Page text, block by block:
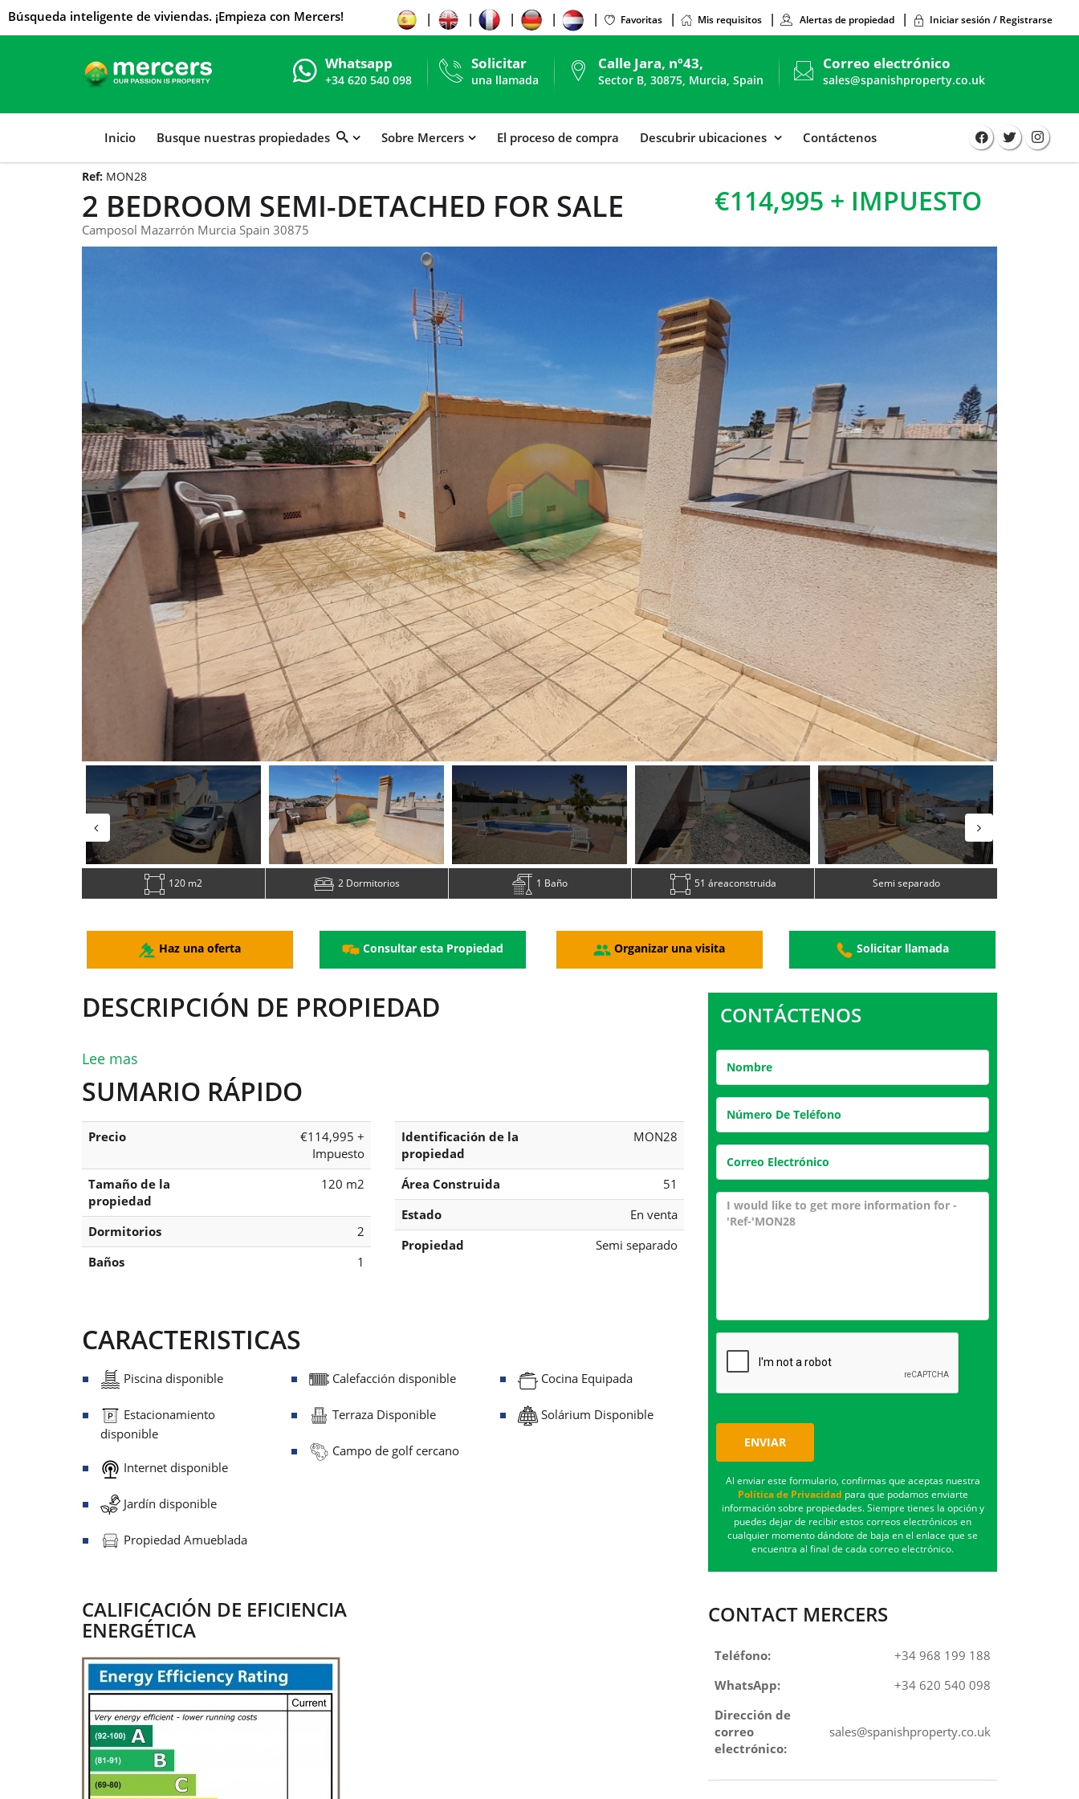
Búsqueda inteligente de viviendas. ¡Empieza con Mercers! Favoritas Mis requisitos Alertas de propiedad Iniciar sesión / Registrarse
Whatsapp
+34 620 540 098
Solicitar
una llamada
Calle Jara, nº43,
Sector B, 30875, Murcia, Spain
Correo electrónico
sales@spanishproperty.co.uk
Inicio Busque nuestras propiedades Sobre Mercers El proceso de compra Descubrir ubicaciones Contáctenos
Ref: MON28
2 BEDROOM SEMI-DETACHED FOR SALE
Camposol Mazarrón Murcia Spain 30875
€114,995 + IMPUESTO
120 m2 2 Dormitorios 1 Baño 51 áreaconstruida Semi separado
Haz una oferta Consultar esta Propiedad Organizar una visita Solicitar llamada
DESCRIPCIÓN DE PROPIEDAD
Lee mas
SUMARIO RÁPIDO
Precio
€114,995 +
Impuesto
Tamaño de la
propiedad
120 m2
Dormitorios
2
Baños
1
Identificación de la
propiedad
MON28
Área Construida
51
Estado
En venta
Propiedad
Semi separado
CARACTERISTICAS
Piscina disponible
Estacionamiento
disponible
Internet disponible
Jardín disponible
Propiedad Amueblada
Calefacción disponible
Terraza Disponible
Campo de golf cercano
Cocina Equipada
Solárium Disponible
CALIFICACIÓN DE EFICIENCIA
ENERGÉTICA
CONTÁCTENOS
ENVIAR
Al enviar este formulario, confirmas que aceptas nuestra
Política de Privacidad para que podamos enviarte
información sobre propiedades. Siempre tienes la opción y
puedes dejar de recibir estos correos electrónicos en
cualquier momento dándote de baja en el enlace que se
encuentra al final de cada correo electrónico.
CONTACT MERCERS
Teléfono:
+34 968 199 188
WhatsApp:
+34 620 540 098
Dirección de
correo
electrónico:
sales@spanishproperty.co.uk